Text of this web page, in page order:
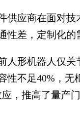
应商在面对技
差，定制化的
形机器人仅关
性不足40%，无
，推高了量产